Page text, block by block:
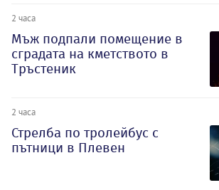
2 часа
Мъж подпали помещение в
сградата на кметството в
Тръстеник
2 часа
Стрелба по тролейбус с
пътници в Плевен